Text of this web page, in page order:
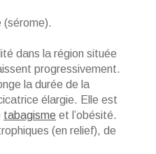
(sérome).
dans la région située
progressivement.
la durée de la
élargie. Elle est
tabagisme et l’obésité.
(en relief), de